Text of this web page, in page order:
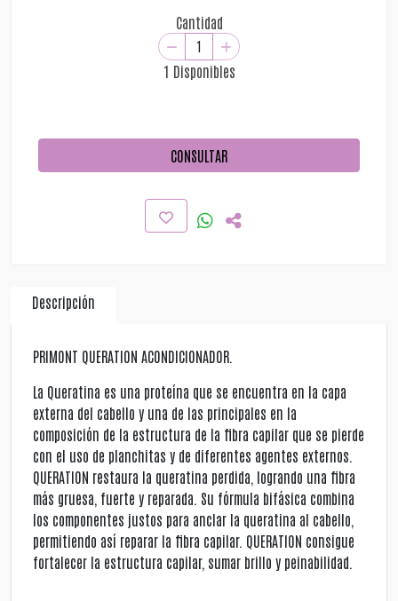
Cantidad
1 Disponibles
CONSULTAR
Descripción
PRIMONT QUERATION ACONDICIONADOR.
La Queratina es una proteína que se encuentra en la capa
externa del cabello y una de las principales en la
composición de la estructura de la fibra capilar que se pierde
con el uso de planchitas y de diferentes agentes externos.
QUERATION restaura la queratina perdida, logrando una fibra
más gruesa, fuerte y reparada. Su fórmula bifásica combina
los componentes justos para anclar la queratina al cabello,
permitiendo así reparar la fibra capilar. QUERATION consigue
fortalecer la estructura capilar, sumar brillo y peinabilidad.